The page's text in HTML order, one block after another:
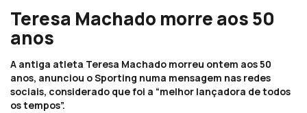
Teresa Machado morre aos 50
anos
A antiga atleta Teresa Machado morreu ontem aos 50
anos, anunciou o Sporting numa mensagem nas redes
sociais, considerado que foi a “melhor lançadora de todos
os tempos”.